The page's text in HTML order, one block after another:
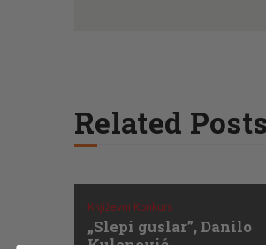
Related Posts
Književni Konkurs
„Slepi guslar”, Danilo
Kulenović